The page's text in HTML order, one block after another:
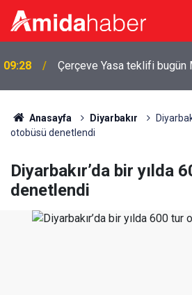
09:28 Çerçeve Yasa teklifi bugün
Anasayfa Diyarbakır
otobüsü denetlendi
Diyarbakır’da bir yılda
denetlendi